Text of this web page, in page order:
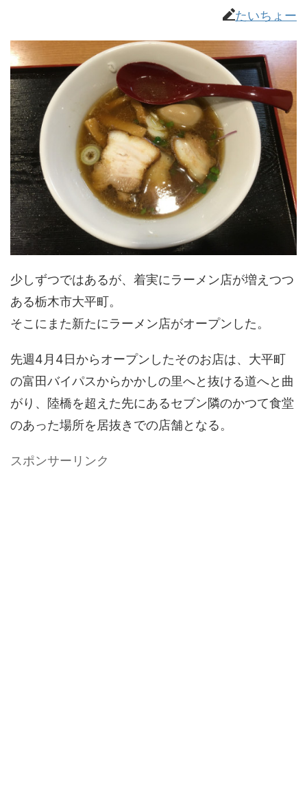
たいちょー
少しずつではあるが、着実にラーメン店が増えつつ
ある栃木市大平町。
そこにまた新たにラーメン店がオープンした。
先週4月4日からオープンしたそのお店は、大平町
の富田バイパスからかかしの里へと抜ける道へと曲
がり、陸橋を超えた先にあるセブン隣のかつて食堂
のあった場所を居抜きでの店舗となる。
スポンサーリンク